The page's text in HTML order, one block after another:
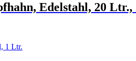
Edelstahl, 20 Ltr.,